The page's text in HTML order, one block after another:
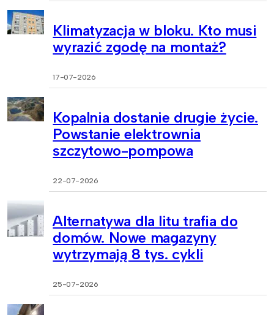
Klimatyzacja w bloku. Kto musi
wyrazić zgodę na montaż?
17-07-2026
Kopalnia dostanie drugie życie.
Powstanie elektrownia
szczytowo-pompowa
22-07-2026
Alternatywa dla litu trafia do
domów. Nowe magazyny
wytrzymają 8 tys. cykli
25-07-2026